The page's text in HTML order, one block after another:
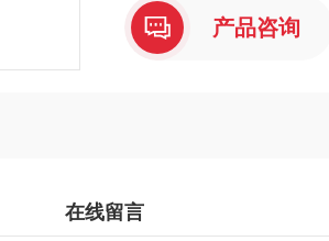
产品咨询
在线留言